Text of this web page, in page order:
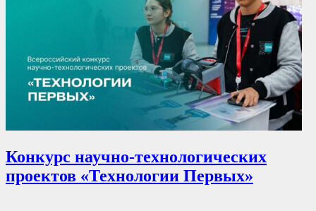
Конкурс научно-технологических
проектов «Технологии Первых»